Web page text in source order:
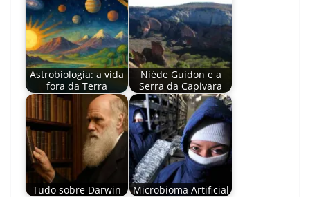
Astrobiologia: a vida
fora da Terra
Niède Guidon e a
Serra da Capivara
Tudo sobre Darwin Microbioma Artificial